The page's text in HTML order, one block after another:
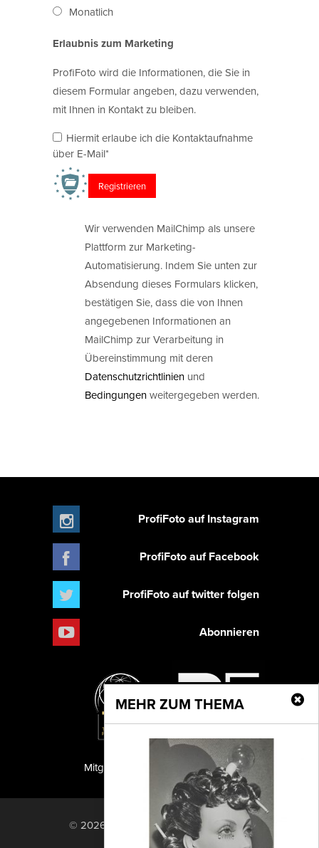
Monatlich
Erlaubnis zum Marketing
ProfiFoto wird die Informationen, die Sie in
diesem Formular angeben, dazu verwenden,
mit Ihnen in Kontakt zu bleiben.
Hiermit erlaube ich die Kontaktaufnahme
über E-Mail*
Wir verwenden MailChimp als unsere
Plattform zur Marketing-
Automatisierung. Indem Sie unten zur
Absendung dieses Formulars klicken,
bestätigen Sie, dass die von Ihnen
angegebenen Informationen an
MailChimp zur Verarbeitung in
Übereinstimmung mit deren
Datenschutzrichtlinien und
Bedingungenweitergegeben werden.
MEHR ZUM THEMA
ProfiFoto auf Instagram
ProfiFoto auf Facebook
ProfiFoto auf twitter folgen
Abonnieren
PF Publishing GmbH
Mitglied der TIPA
© 2026 PF Publishing GmbH. All rights
reserved.